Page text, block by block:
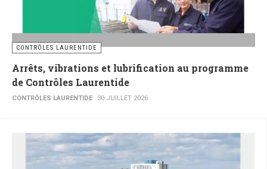
CONTRÔLES LAURENTIDE
Arrêts, vibrations et lubrification au programme
de Contrôles Laurentide
CONTRÔLES LAURENTIDE 30 JUILLET 2026